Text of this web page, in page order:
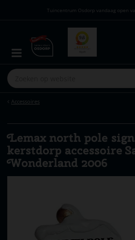
Accessoires
Tuincentrum Osdorp vandaag open
Lemax north pole
kerstdorp accessoire
Wonderland 2006